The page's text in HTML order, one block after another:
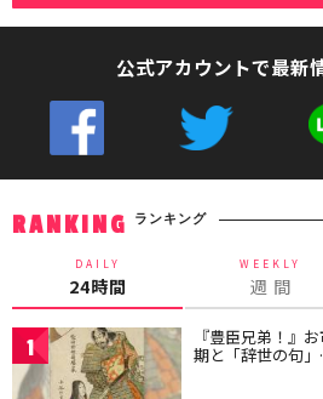
公式アカウントで最新
RANKING ランキング
DAILY
24時間
WEEKLY
週 間
1 『豊臣兄弟！』
期と「辞世の句